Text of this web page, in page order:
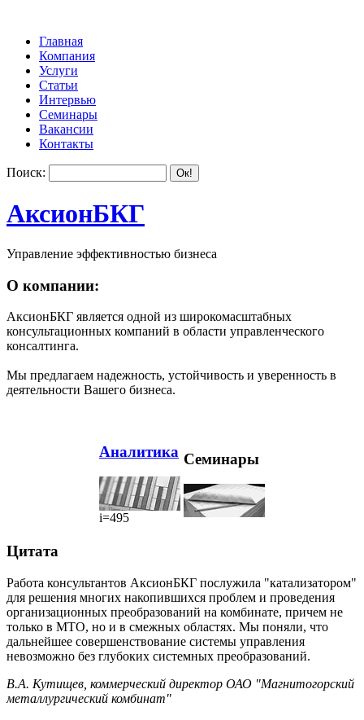
Главная
Компания
Услуги
Статьи
Интервью
Семинары
Вакансии
Контакты
Поиск:
АксионБКГ
Управление эффективностью бизнеса
О компании:
АксионБКГ является одной из широкомасштабных
консультационных компаний в области управленческого
консалтинга.
Мы предлагаем надежность, устойчивость и уверенность в
деятельности Вашего бизнеса.
Аналитика
i=495
Семинары
Цитата
Работа консультантов АксионБКГ послужила "катализатором"
для решения многих накопившихся проблем и проведения
организационных преобразований на комбинате, причем не
только в МТО, но и в смежных областях. Мы поняли, что
дальнейшее совершенствование системы управления
невозможно без глубоких системных преобразований.
В.А. Кутищев, коммерческий директор ОАО "Магнитогорский
металлургический комбинат"